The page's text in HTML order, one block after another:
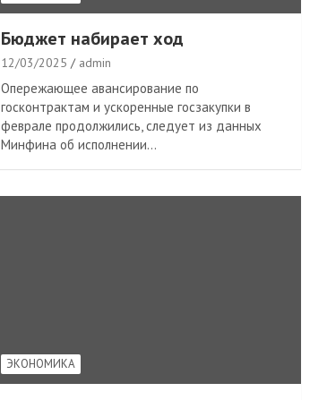
Бюджет набирает ход
12/03/2025 admin
Опережающее авансирование по
госконтрактам и ускоренные госзакупки в
феврале продолжились, следует из данных
Минфина об исполнении…
ЭКОНОМИКА